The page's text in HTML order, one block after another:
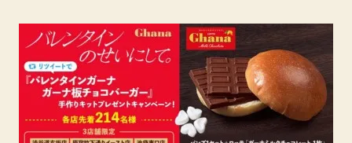
r
e
c
h
o
c